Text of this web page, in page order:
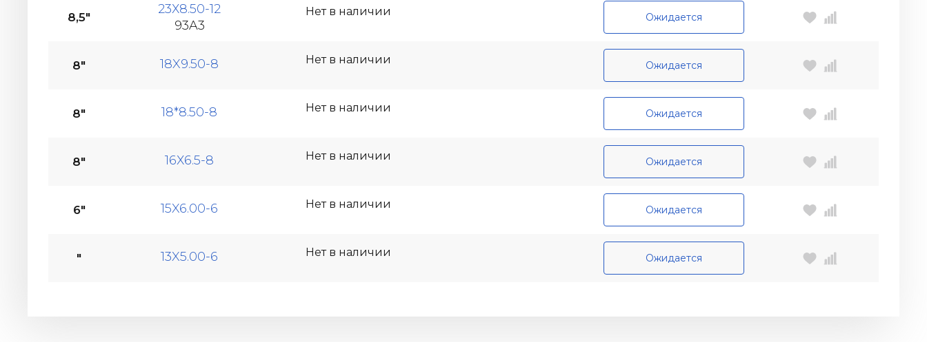
8,5"
23Х8.50-12
93A3
Нет в наличии Ожидается
8" 18X9.50-8 Нет в наличии Ожидается
8" 18*8.50-8 Нет в наличии Ожидается
8" 16Х6.5-8 Нет в наличии Ожидается
6" 15X6.00-6 Нет в наличии Ожидается
" 13X5.00-6 Нет в наличии Ожидается